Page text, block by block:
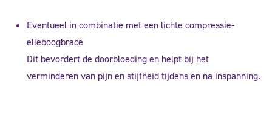
Eventueel in combinatie met een lichte compressie-
elleboogbrace
Dit bevordert de doorbloeding en helpt bij het
verminderen van pijn en stijfheid tijdens en na inspanning.